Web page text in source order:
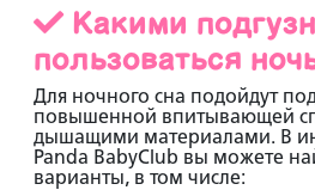
Какими
пользоваться
Для ночного сна подойдут
повышенной впитывающей
дышащими материалами. В
Panda BabyClub вы можете
варианты, в том числе: